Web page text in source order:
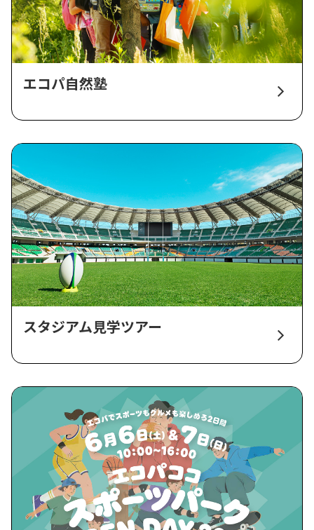
エコパ自然塾
スタジアム見学ツアー